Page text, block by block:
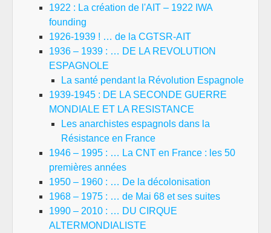
1922 : La création de l'AIT – 1922 IWA
founding
1926-1939 ! … de la CGTSR-AIT
1936 – 1939 : … DE LA REVOLUTION
ESPAGNOLE
La santé pendant la Révolution Espagnole
1939-1945 : DE LA SECONDE GUERRE
MONDIALE ET LA RESISTANCE
Les anarchistes espagnols dans la
Résistance en France
1946 – 1995 : … La CNT en France : les 50
premières années
1950 – 1960 : … De la décolonisation
1968 – 1975 : … de Mai 68 et ses suites
1990 – 2010 : … DU CIRQUE
ALTERMONDIALISTE